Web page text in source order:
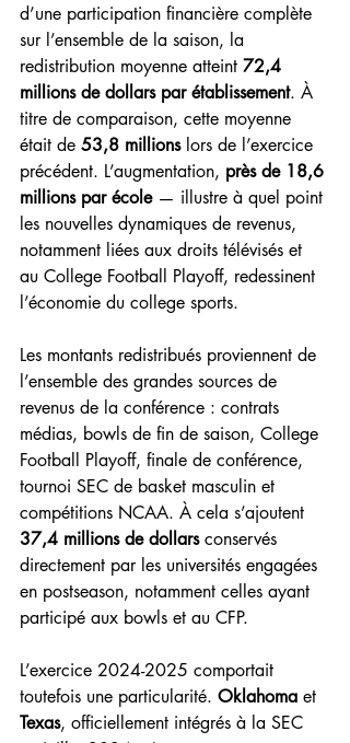
d’une participation financière complète
sur l’ensemble de la saison, la
redistribution moyenne atteint 72,4
millions de dollars par établissement. À
titre de comparaison, cette moyenne
était de 53,8 millions lors de l’exercice
précédent. L’augmentation, près de 18,6
millions par école — illustre à quel point
les nouvelles dynamiques de revenus,
notamment liées aux droits télévisés et
au College Football Playoff, redessinent
l’économie du college sports.
Les montants redistribués proviennent de
l’ensemble des grandes sources de
revenus de la conférence : contrats
médias, bowls de fin de saison, College
Football Playoff, finale de conférence,
tournoi SEC de basket masculin et
compétitions NCAA. À cela s’ajoutent
37,4 millions de dollars conservés
directement par les universités engagées
en postseason, notamment celles ayant
participé aux bowls et au CFP.
L’exercice 2024-2025 comportait
toutefois une particularité. Oklahoma et
Texas, officiellement intégrés à la SEC